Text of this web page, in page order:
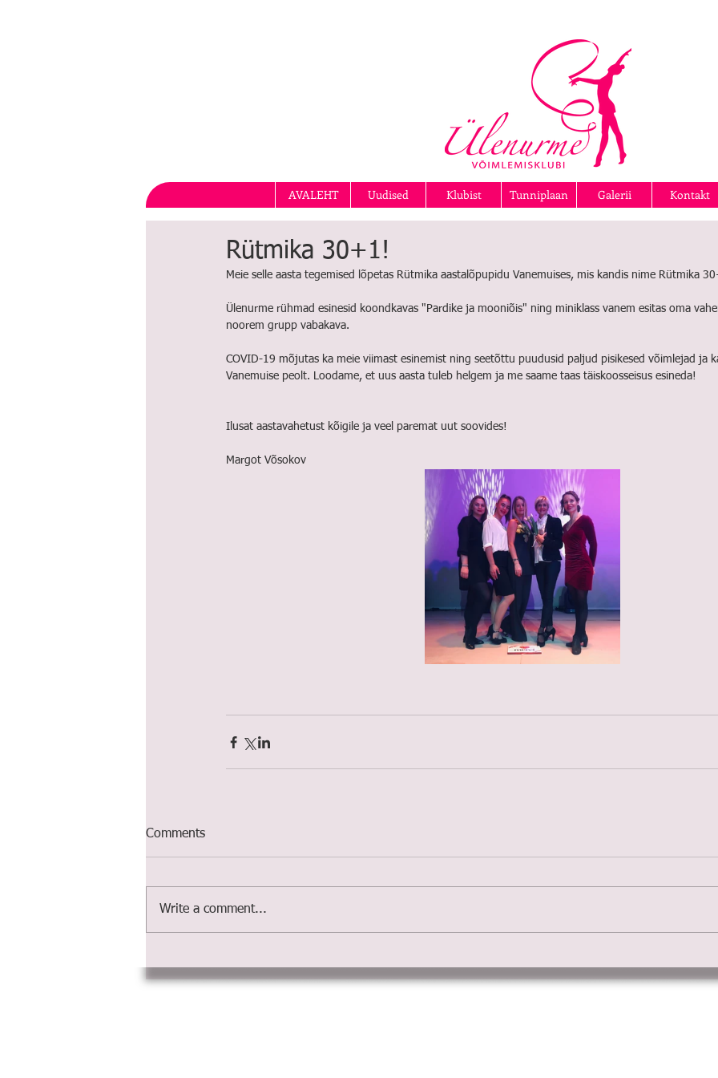
AVALEHT Uudised Klubist Tunniplaan Galerii Kontakt
Rütmika 30+1!
Meie selle aasta tegemised lõpetas Rütmika aastalõpupidu Vanemuises, mis kandis nime Rütmika
Ülenurme rühmad esinesid koondkavas "Pardike ja mooniõis" ning miniklass vanem esitas oma
noorem grupp vabakava.
COVID-19 mõjutas ka meie viimast esinemist ning seetõttu puudusid paljud pisikesed võimlejad ja
Vanemuise peolt. Loodame, et uus aasta tuleb helgem ja me saame taas täiskoosseisus esineda!
Ilusat aastavahetust kõigile ja veel paremat uut soovides!
Margot Võsokov
Comments
Write a comment...